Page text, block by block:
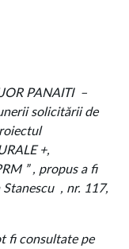
PANAITI –
solicitării de
+,
” , propus a fi
, nr. 117,
fi consultate pe